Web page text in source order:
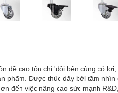
đề cao tôn chỉ 'đôi bên cùng có
phẩm. Được thúc đẩy bởi tầm
đến việc nâng cao sức mạnh